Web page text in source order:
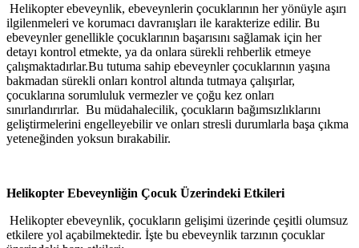
Helikopter ebeveynlik, ebeveynlerin çocuklarının her yönüyle aşırı
ilgilenmeleri ve korumacı davranışları ile karakterize edilir. Bu
ebeveynler genellikle çocuklarının başarısını sağlamak için her
detayı kontrol etmekte, ya da onlara sürekli rehberlik etmeye
çalışmaktadırlar.Bu tutuma sahip ebeveynler çocuklarının yaşına
bakmadan sürekli onları kontrol altında tutmaya çalışırlar,
çocuklarına sorumluluk vermezler ve çoğu kez onları
sınırlandırırlar. Bu müdahalecilik, çocukların bağımsızlıklarını
geliştirmelerini engelleyebilir ve onları stresli durumlarla başa çıkma
yeteneğinden yoksun bırakabilir.
Helikopter Ebeveynliğin Çocuk Üzerindeki Etkileri
Helikopter ebeveynlik, çocukların gelişimi üzerinde çeşitli olumsuz
etkilere yol açabilmektedir. İşte bu ebeveynlik tarzının çocuklar